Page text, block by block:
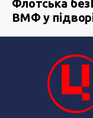
Флотська
ВМФ у